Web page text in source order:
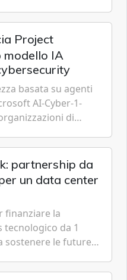
Project
modello IA
basata su agenti
AI-Cyber-1-
di
partnership da
un data center
finanziare la
da 1
sostenere le future
Zuckerberg.